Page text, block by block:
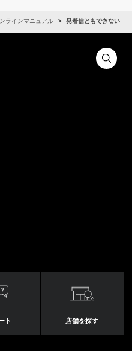
ラインマニュアル 発着信ともできない
ト 店舗を探す